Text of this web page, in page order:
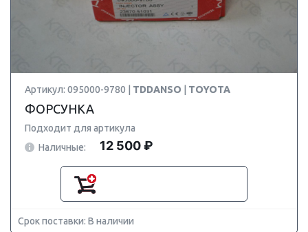
Артикул: 095000-9780 | TDDANSO TOYOTA
ФОРСУНКА
Подходит для артикула
Наличные:
12 500 ₽
Срок поставки: В наличии